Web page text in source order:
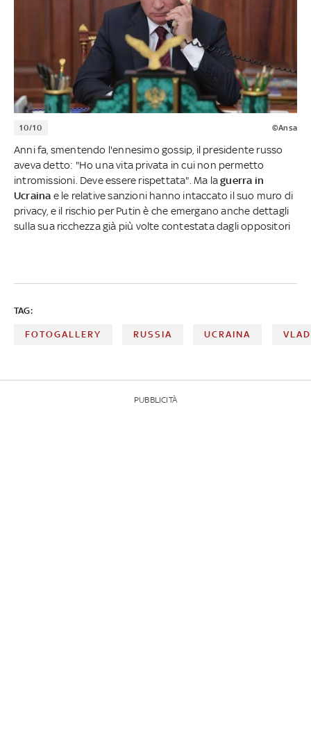
10/10 ©Ansa
Anni fa, smentendo l'ennesimo gossip, il presidente russo
aveva detto: "Ho una vita privata in cui non permetto
intromissioni. Deve essere rispettata". Ma laguerra in
Ucraina e le relative sanzioni hanno intaccato il suo muro di
privacy, e il rischio per Putin è che emergano anche dettagli
sulla sua ricchezza già più volte contestata dagli oppositori
TAG:
FOTOGALLERY RUSSIA UCRAINA
PUBBLICITÀ